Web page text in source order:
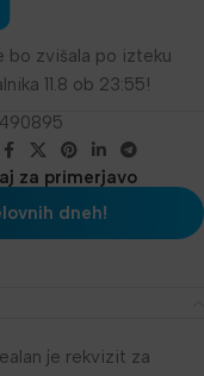
bo zvišala po izteku
11.8 ob 23:55!
za primerjavo
dneh!
je rekvizit za